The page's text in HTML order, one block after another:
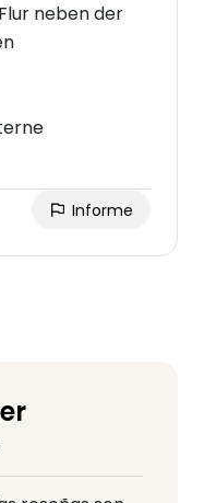
neben der
Informe